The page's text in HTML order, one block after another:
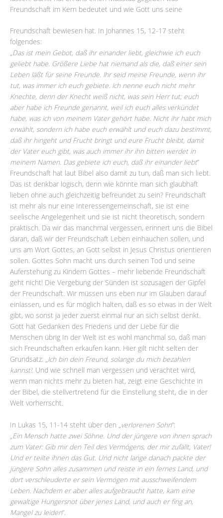
Freundschaft im Kern bedeutet und wie Gott uns seine
Freundschaft bewiesen hat. In Johannes 15, 12-17 steht
folgendes:
„Das ist mein Gebot, daß ihr einander liebt, gleichwie ich euch
geliebt habe. Größere Liebe hat niemand als die, daß einer sein
Leben läßt für seine Freunde. Ihr seid meine Freunde, wenn ihr
tut, was immer ich euch gebiete. Ich nenne euch nicht mehr
Knechte, denn der Knecht weiß nicht, was sein Herr tut; euch
aber habe ich Freunde genannt, weil ich euch alles verkündet
habe, was ich von meinem Vater gehört habe. Nicht ihr habt mich
erwählt, sondern ich habe euch erwählt und euch dazu bestimmt,
daß ihr hingeht und Frucht bringt und eure Frucht bleibt, damit
der Vater euch gibt, was auch immer ihr ihn bitten werdet in
meinem Namen. Das gebiete ich euch, daß ihr einander liebt“
Freundschaft hat laut Bibel also damit zu tun, daß man sich liebt.
Das ist denkbar logisch, denn wie könnte man sich glaubhaft
lieben ohne auch gleichzeitig befreundet zu sein? Freundschaft
ist mehr als nur eine Interessengemeinschaft, sie ist eine
seelische Angelegenheit und sie ist nicht theoretisch, sondern
praktisch. Da wir das manchmal vergessen, erinnert uns die Bibel
daran, daß wir der Freundschaft Leben einhauchen sollen, und
uns am Wort Gottes, an Gott selbst in Jesus Christus orientieren
sollen. Gottes Sohn macht uns durch seinen Tod und seine
Auferstehung zu Kindern Gottes – mehr liebende Freundschaft
geht nicht! Die Vergebung der Sünden ist sozusagen der Gipfel
der Freundschaft. Wir müssen uns eben nur im Glauben darauf
einlassen, und es für möglich halten, daß es so etwas in der Welt
gibt, wo sonst ja jeder zuerst einmal nur an sich selbst denkt.
Gott hat Gedanken des Friedens und der Liebe für die
Menschen übrig In der Welt ist es wohl manchmal so, daß man
sich Freundschaften erkaufen kann. Hier gilt nicht selten der
Grundsatz: „Ich bin dein Freund, solange du mich bezahlen
kannst!. Und wie schnell man vergessen und verachtet wird,
wenn man nichts mehr zu bieten hat, zeigt eine Geschichte in
der Bibel, die stellvertretend für die Einstellung steht, die in der
Welt vorherrscht.
In Lukas 15, 11-14 steht über den „verlorenen Sohn“:
„Ein Mensch hatte zwei Söhne. Und der jüngere von ihnen sprach
zum Vater: Gib mir den Teil des Vermögens, der mir zufällt, Vater!
Und er teilte ihnen das Gut. Und nicht lange danach packte der
jüngere Sohn alles zusammen und reiste in ein fernes Land, und
dort verschleuderte er sein Vermögen mit ausschweifendem
Leben. Nachdem er aber alles aufgebraucht hatte, kam eine
gewaltige Hungersnot über jenes Land, und auch er fing an,
Mangel zu leiden“.